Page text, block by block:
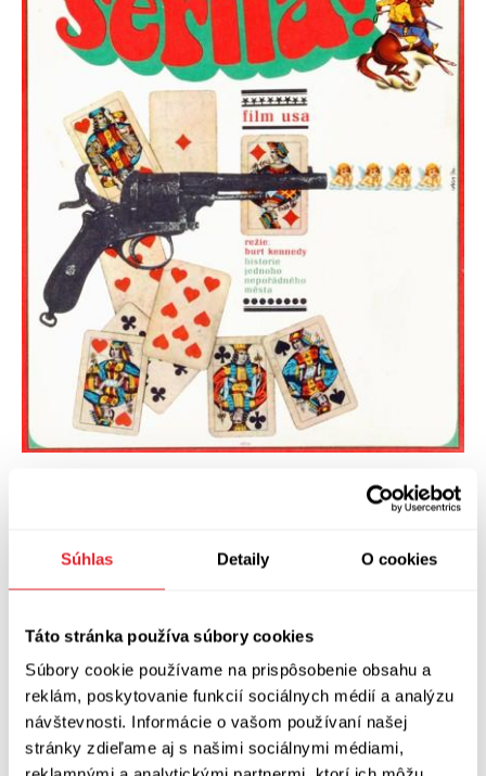
Súhlas Detaily O cookies
Táto stránka používa súbory cookies
Súbory cookie používame na prispôsobenie obsahu a
reklám, poskytovanie funkcií sociálnych médií a analýzu
návštevnosti. Informácie o vašom používaní našej
stránky zdieľame aj s našimi sociálnymi médiami,
V Praze se začátkem prázdnin uskutečnil kvůli
covidu dva roky odložený koncert Patti Smith.
celý život rád, ale holt mu už teď je
pětasedmdesát, je přece jen nervózní. Bude to
ostuda, moc geronto? Bude to celé žít ze zašlé
slávy, jak to často dělají její vrstevníci? Ale ne –